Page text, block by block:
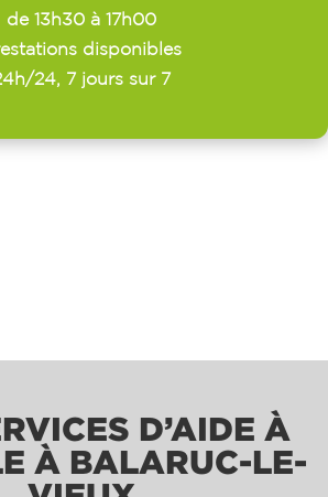
de 13h30 à 17h00
disponibles
24, 7 jours sur 7
D’AIDE À
À BALARUC-LE-